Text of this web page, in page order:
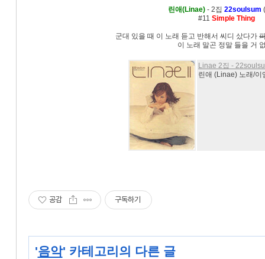
린애(Linae) - 2집 22soulsum
#11 Simple Thing
군대 있을 때 이 노래 듣고 반해서 씨디 샀다가
이 노래 말곤 정말 들을 거
Linae 2집 -
린애 (Linae) 노래/이
공감 구독하기
'음악' 카테고리의 다른 글